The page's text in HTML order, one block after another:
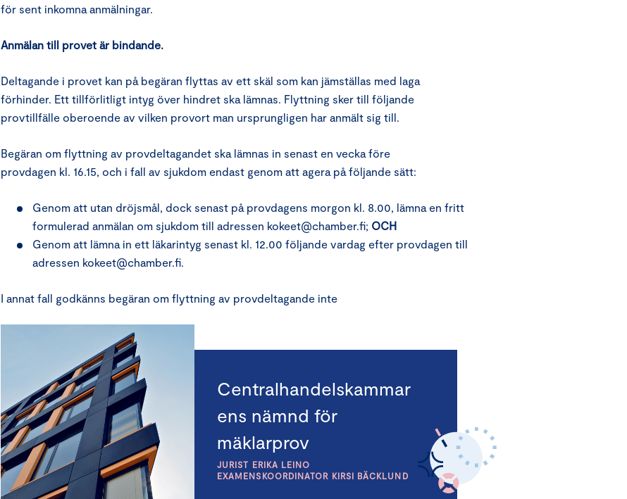
för sent inkomna anmälningar.
Anmälan till provet är bindande.
Deltagande i provet kan på begäran flyttas av ett skäl som kan jämställas med laga
förhinder. Ett tillförlitligt intyg över hindret ska lämnas. Flyttning sker till följande
provtillfälle oberoende av vilken provort man ursprungligen har anmält sig till.
Begäran om flyttning av provdeltagandet ska lämnas in senast en vecka före
provdagen kl. 16.15, och i fall av sjukdom endast genom att agera på följande sätt:
Genom att utan dröjsmål, dock senast på provdagens morgon kl. 8.00, lämna en fritt
formulerad anmälan om sjukdom till adressen kokeet@chamber.fi; OCH
Genom att lämna in ett läkarintyg senast kl. 12.00 följande vardag efter provdagen till
adressen kokeet@chamber.fi.
I annat fall godkänns begäran om flyttning av provdeltagande inte
Centralhandelskammar
ens nämnd för
mäklarprov
JURIST ERIKA LEINO
EXAMENSKOORDINATOR KIRSI BÄCKLUND